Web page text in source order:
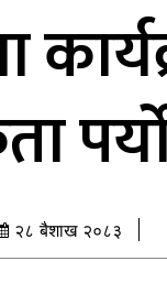
२८ बैशाख २०८३